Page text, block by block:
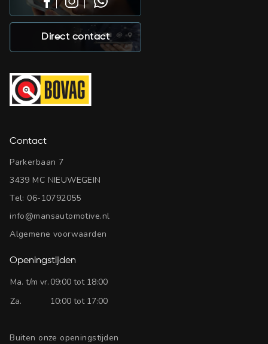
Direct contact
Contact
Parkerbaan 7
3439 MC NIEUWEGEIN
Tel: 06-10792055
info@mansautomotive.nl
Algemene voorwaarden
Openingstijden
Ma. t/m vr. 09:00 tot 18:00
Za.
10:00 tot 17:00
Buiten onze openingstijden